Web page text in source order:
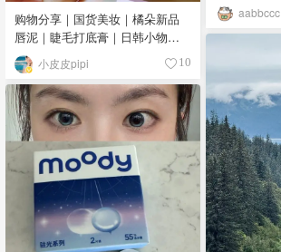
购物分享｜国货美妆｜橘朵新品
唇泥｜睫毛打底膏｜日韩小物｜
眼线笔｜美甲DIY💅
小皮皮pipi 10
aabbccc